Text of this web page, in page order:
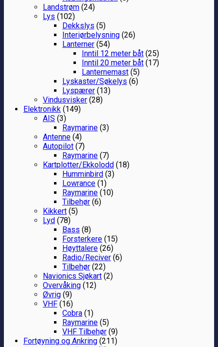
Landstrøm (24)
Lys (102)
Dekkslys (5)
Interiørbelysning (26)
Lanterner (54)
Inntil 12 meter båt (25)
Inntil 20 meter båt (17)
Lanternemast (5)
Lyskaster/Søkelys (6)
Lyspærer (13)
Vindusvisker (28)
Elektronikk (149)
AIS (3)
Raymarine (3)
Antenne (4)
Autopilot (7)
Raymarine (7)
Kartplotter/Ekkolodd (18)
Humminbird (3)
Lowrance (1)
Raymarine (10)
Tilbehør (6)
Kikkert (5)
Lyd (78)
Bass (8)
Forsterkere (15)
Høyttalere (26)
Radio/Reciver (6)
Tilbehør (22)
Navionics Sjøkart (2)
Overvåking (12)
Øvrig (9)
VHF (16)
Cobra (1)
Raymarine (5)
VHF Tilbehør (9)
Fortøyning og Ankring (211)